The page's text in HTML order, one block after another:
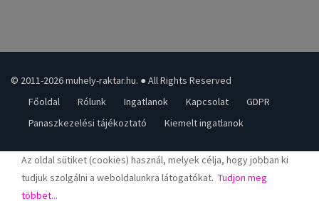
© 2011-2026 muhely-raktar.hu. ● All Rights Reserved
Főoldal
Rólunk Ingatlanok Kapcsolat
GDPR
Panaszkezelési tájékoztató
Kiemelt ingatlanok
Az oldal sütiket (cookies) használ, melyek célja, hogy jobban ki
tudjuk szolgálni a weboldalunkra látogatókat. Tudjon meg
többet...